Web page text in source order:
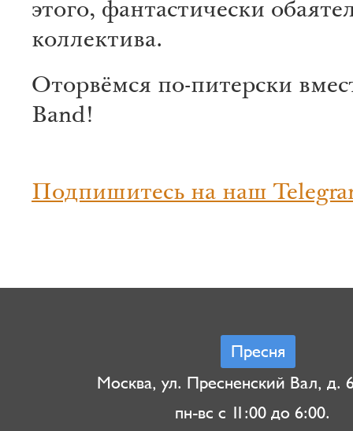
этого, фантастически
коллектива.
Оторвёмся по-питерски
Band!
Подпишитесь на наш
Пресня
Москва, ул. Пресненский Вал, д.
пн-вс с 11:00 до 6:00.